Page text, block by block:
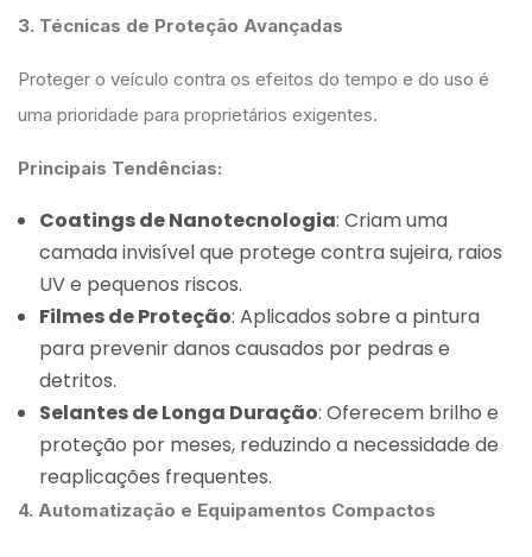
3. Técnicas de Proteção Avançadas
Proteger o veículo contra os efeitos do tempo e do uso é
uma prioridade para proprietários exigentes.
Principais Tendências:
Coatings de Nanotecnologia: Criam uma
camada invisível que protege contra sujeira, raios
UV e pequenos riscos.
Filmes de Proteção: Aplicados sobre a pintura
para prevenir danos causados por pedras e
detritos.
Selantes de Longa Duração: Oferecem brilho e
proteção por meses, reduzindo a necessidade de
reaplicações frequentes.
4. Automatização e Equipamentos Compactos